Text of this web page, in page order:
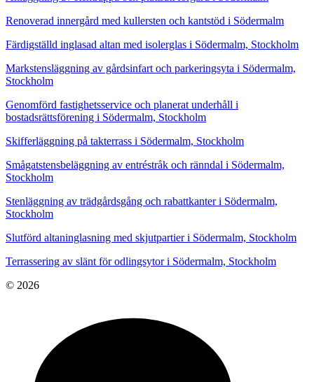
Renoverad innergård med kullersten och kantstöd i Södermalm
Färdigställd inglasad altan med isolerglas i Södermalm, Stockholm
Markstensläggning av gårdsinfart och parkeringsyta i Södermalm,
Stockholm
Genomförd fastighetsservice och planerat underhåll i
bostadsrättsförening i Södermalm, Stockholm
Skifferläggning på takterrass i Södermalm, Stockholm
Smågatstensbeläggning av entréstråk och ränndal i Södermalm,
Stockholm
Stenläggning av trädgårdsgång och rabattkanter i Södermalm,
Stockholm
Slutförd altaninglasning med skjutpartier i Södermalm, Stockholm
Terrassering av slänt för odlingsytor i Södermalm, Stockholm
© 2026